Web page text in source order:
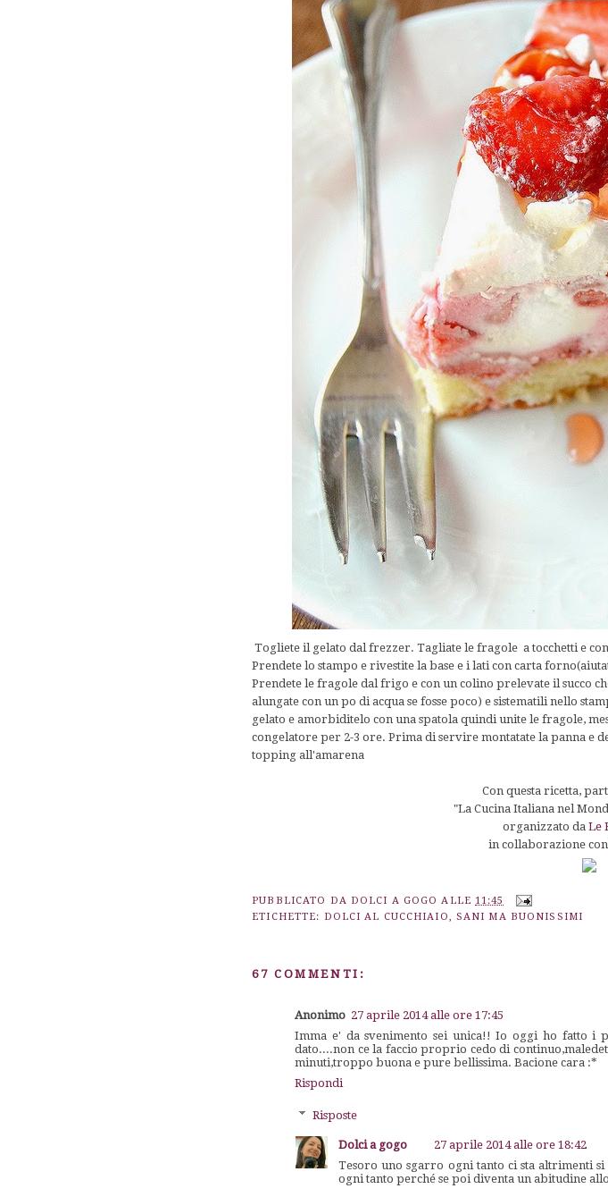
Togliete il gelato dal frezzer. Tagliate le fragole a tocchetti e
Prendete lo stampo e rivestite la base e i lati con carta
Prendete le fragole dal frigo e con un colino prelevate il succo
alungate con un po di acqua se fosse poco) e sistematili nello
gelato e amorbiditelo con una spatola quindi unite le fragole,
congelatore per 2-3 ore. Prima di servire montatate la panna e
topping all'amarena
Con questa ricetta,
"La Cucina Italiana nel
organizzato daLe
in collaborazione con
PUBBLICATO DA DOLCI A GOGO ALLE 11:45
ETICHETTE: DOLCI AL CUCCHIAIO SANI MA BUONISSIMI
67 COMMENTI:
Anonimo 27 aprile 2014 alle ore 17:45
Imma e' da svenimento sei unica!! Io oggi ho fatto
dato....non ce la faccio proprio cedo di
minuti,troppo buona e pure bellissima. Bacione cara :*
Rispondi
Risposte
Dolci a gogo
27 aprile 2014 alle ore 18:42
Tesoro uno sgarro ogni tanto ci sta altrimenti
ogni tanto perché se poi diventa un abitudine